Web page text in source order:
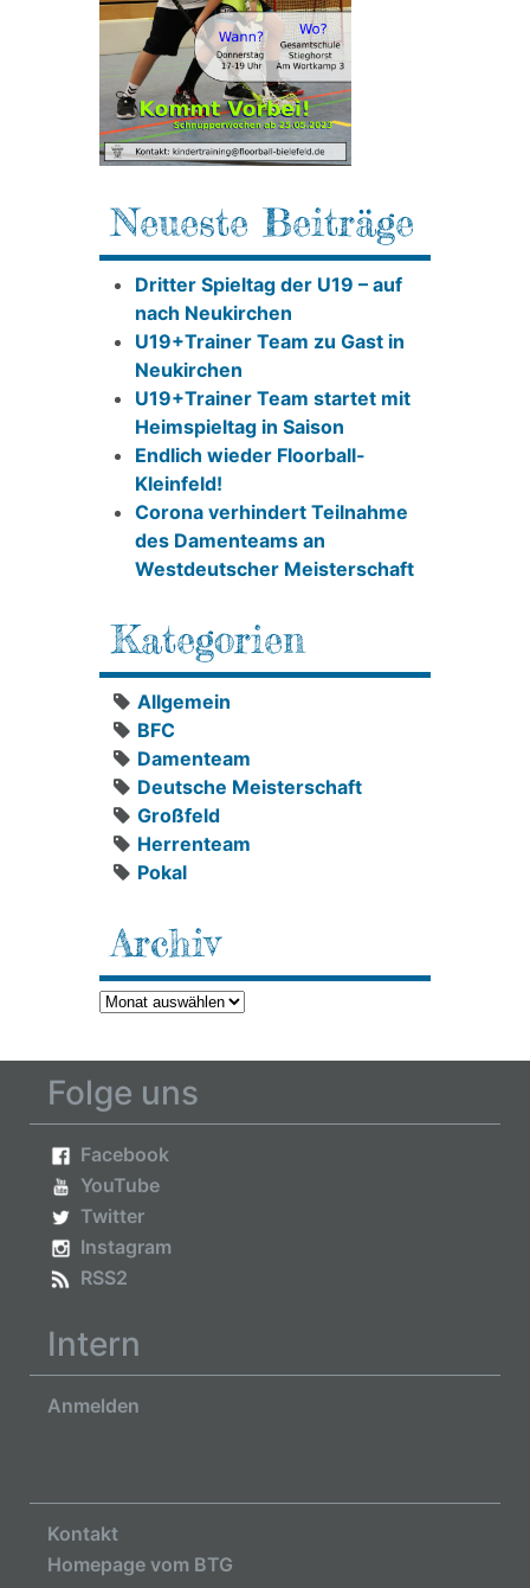
Neueste Beiträge
Dritter Spieltag der U19 – auf
nach Neukirchen
U19+Trainer Team zu Gast in
Neukirchen
U19+Trainer Team startet mit
Heimspieltag in Saison
Endlich wieder Floorball-
Kleinfeld!
Corona verhindert Teilnahme
des Damenteams an
Westdeutscher Meisterschaft
Kategorien
Allgemein
BFC
Damenteam
Deutsche Meisterschaft
Großfeld
Herrenteam
Pokal
Archiv
Archiv
Folge uns
Facebook
YouTube
Twitter
Instagram
RSS2
Intern
Anmelden
Kontakt
Homepage vom BTG